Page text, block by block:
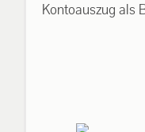
Kontoauszug als